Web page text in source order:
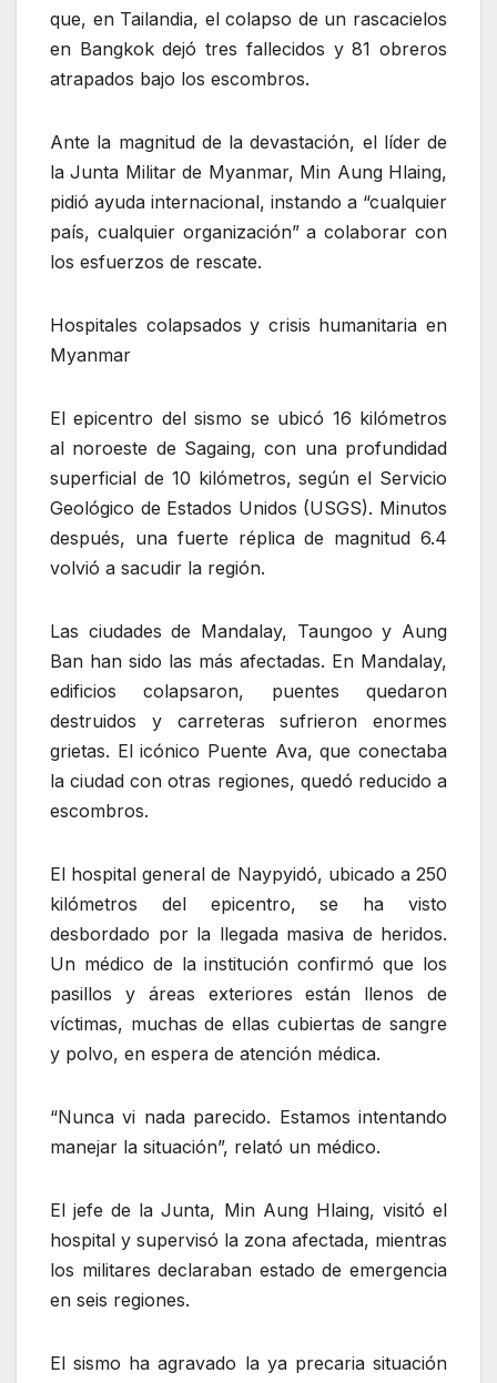
que, en Tailandia, el colapso de un rascacielos
en Bangkok dejó tres fallecidos y 81 obreros
atrapados bajo los escombros.
Ante la magnitud de la devastación, el líder de
la Junta Militar de Myanmar, Min Aung Hlaing,
pidió ayuda internacional, instando a “cualquier
país, cualquier organización” a colaborar con
los esfuerzos de rescate.
Hospitales colapsados y crisis humanitaria en
Myanmar
El epicentro del sismo se ubicó 16 kilómetros
al noroeste de Sagaing, con una profundidad
superficial de 10 kilómetros, según el Servicio
Geológico de Estados Unidos (USGS). Minutos
después, una fuerte réplica de magnitud 6.4
volvió a sacudir la región.
Las ciudades de Mandalay, Taungoo y Aung
Ban han sido las más afectadas. En Mandalay,
edificios colapsaron, puentes quedaron
destruidos y carreteras sufrieron enormes
grietas. El icónico Puente Ava, que conectaba
la ciudad con otras regiones, quedó reducido a
escombros.
El hospital general de Naypyidó, ubicado a 250
kilómetros del epicentro, se ha visto
desbordado por la llegada masiva de heridos.
Un médico de la institución confirmó que los
pasillos y áreas exteriores están llenos de
víctimas, muchas de ellas cubiertas de sangre
y polvo, en espera de atención médica.
“Nunca vi nada parecido. Estamos intentando
manejar la situación”, relató un médico.
El jefe de la Junta, Min Aung Hlaing, visitó el
hospital y supervisó la zona afectada, mientras
los militares declaraban estado de emergencia
en seis regiones.
El sismo ha agravado la ya precaria situación